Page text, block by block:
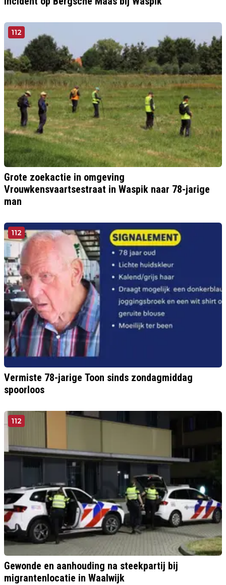
112
Grote zoekactie in omgeving
Vrouwkensvaartsestraat in Waspik naar 78-jarige
man
112
Vermiste 78-jarige Toon sinds zondagmiddag
spoorloos
112
Gewonde en aanhouding na steekpartij bij
migrantenlocatie in Waalwijk